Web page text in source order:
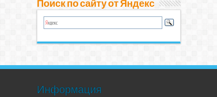
Поиск по сайту от Яндекс
Информация